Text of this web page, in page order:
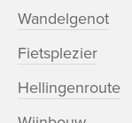
Wandelgenot
Fietsplezier
Hellingenroute